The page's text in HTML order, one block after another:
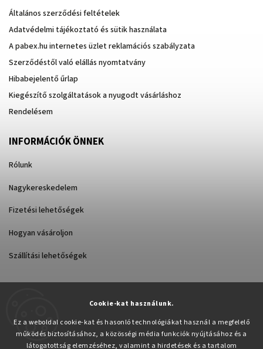
Cookie-kat használunk.
Ez a weboldal cookie-kat és hasonló technológiákat használ a megfelelő
működés biztosításához, a közösségi média funkciók nyújtásához és a
látogatottság elemzéséhez, valamint a hirdetések és a tartalom
Általános szerződési feltételek
Adatvédelmi tájékoztató és sütik használata
A pabex.hu internetes üzlet reklamációs szabályzata
Szerződéstől való elállás nyomtatvány
Hibabejelentő űrlap
Kiegészítő szolgáltatások a nyugodt vásárláshoz
Rendelésem
INFORMÁCIÓK ÖNNEK
Rólunk
Nagykereskedelem
Fizetési lehetőségek
Hogyan vásároljon
Szállítási lehetőségek